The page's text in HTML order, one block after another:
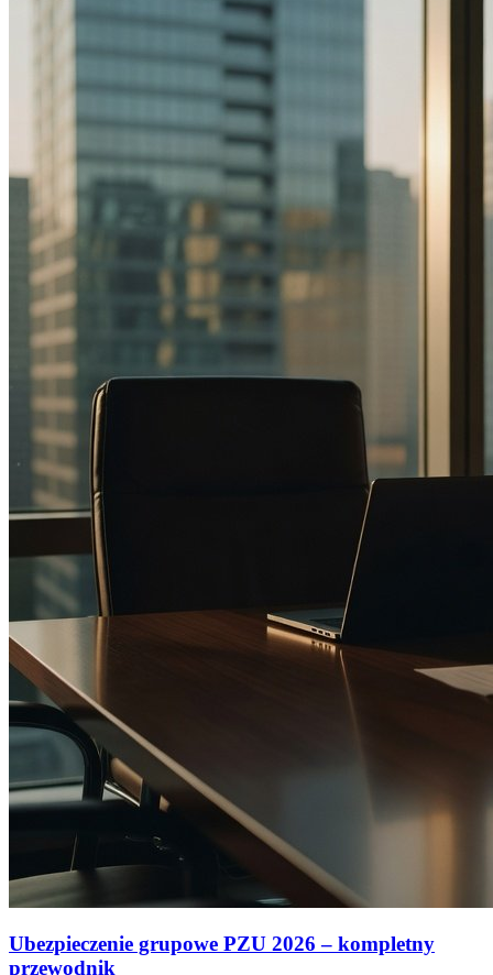
Ubezpieczenie grupowe PZU 2026 – kompletny
przewodnik